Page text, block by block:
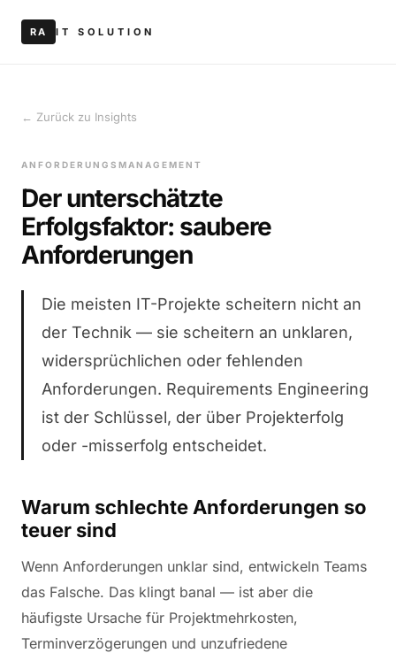
RA IT SOLUTION
← Zurück zu Insights
ANFORDERUNGSMANAGEMENT
Der unterschätzte
Erfolgsfaktor: saubere
Anforderungen
Die meisten IT-Projekte scheitern nicht an
der Technik — sie scheitern an unklaren,
widersprüchlichen oder fehlenden
Anforderungen. Requirements Engineering
ist der Schlüssel, der über Projekterfolg
oder -misserfolg entscheidet.
Warum schlechte Anforderungen so
teuer sind
Wenn Anforderungen unklar sind, entwickeln Teams
das Falsche. Das klingt banal — ist aber die
häufigste Ursache für Projektmehrkosten,
Terminverzögerungen und unzufriedene